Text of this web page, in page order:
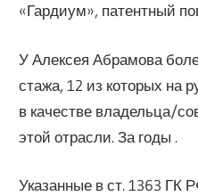
«Гардиум», патентный
У Алексея Абрамова
стажа, 12 из которых на
в качестве владельца/
этой отрасли. За годы .
Указанные в ст. 1363 ГК